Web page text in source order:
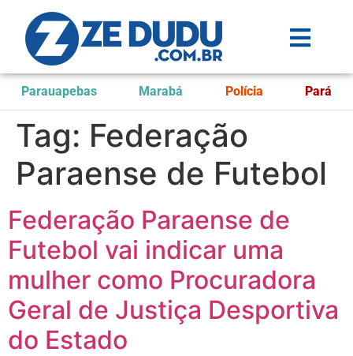
Parauapebas Marabá Polícia Pará
Tag: Federação
Paraense de Futebol
Federação Paraense de
Futebol vai indicar uma
mulher como Procuradora
Geral de Justiça Desportiva
do Estado